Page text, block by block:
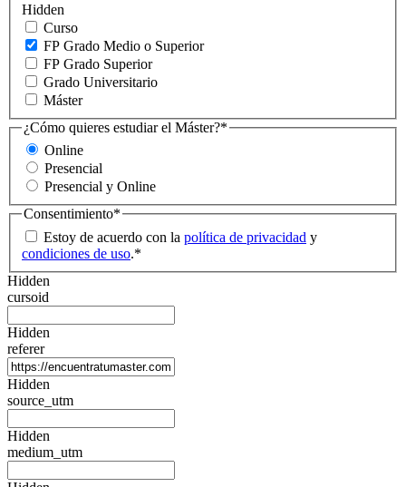
Hidden
Curso
FP Grado Medio o Superior
FP Grado Superior
Grado Universitario
Máster
¿Cómo quieres estudiar el Máster?*
Online
Presencial
Presencial y Online
Consentimiento*
Estoy de acuerdo con la política de privacidad y
condiciones de uso.*
Hidden
cursoid
Hidden
referer
Hidden
source_utm
Hidden
medium_utm